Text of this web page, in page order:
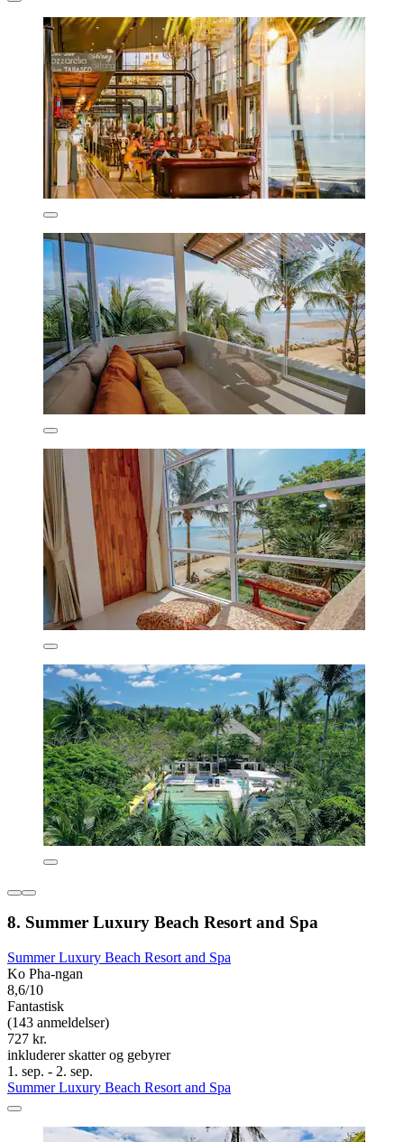
8. Summer Luxury Beach Resort and Spa
Summer Luxury Beach Resort and Spa
Ko Pha-ngan
8,6/10
Fantastisk
(143 anmeldelser)
727 kr.
inkluderer skatter og gebyrer
1. sep. - 2. sep.
Summer Luxury Beach Resort and Spa